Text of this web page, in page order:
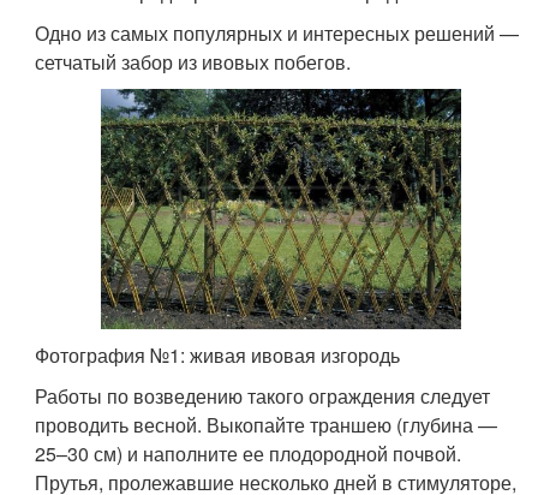
Одно из самых популярных и интересных решений —
сетчатый забор из ивовых побегов.
Фотография №1: живая ивовая изгородь
Работы по возведению такого ограждения следует
проводить весной. Выкопайте траншею (глубина —
25–30 см) и наполните ее плодородной почвой.
Прутья, пролежавшие несколько дней в стимуляторе,